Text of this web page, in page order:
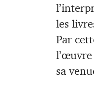
les
Par
sa